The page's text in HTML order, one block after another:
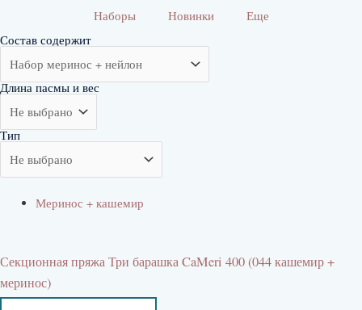
Наборы Новинки
Еще
Состав содержит
Длина пасмы и вес
Тип
Меринос + кашемир
Секционная пряжа Три барашка CaMeri 400 (044 кашемир +
меринос)
1965руб